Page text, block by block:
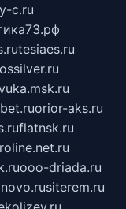
c.ru
tesiaes.ru
orior-aks.ru
flatnsk.ru
ooo-driada.ru
siterem.ru